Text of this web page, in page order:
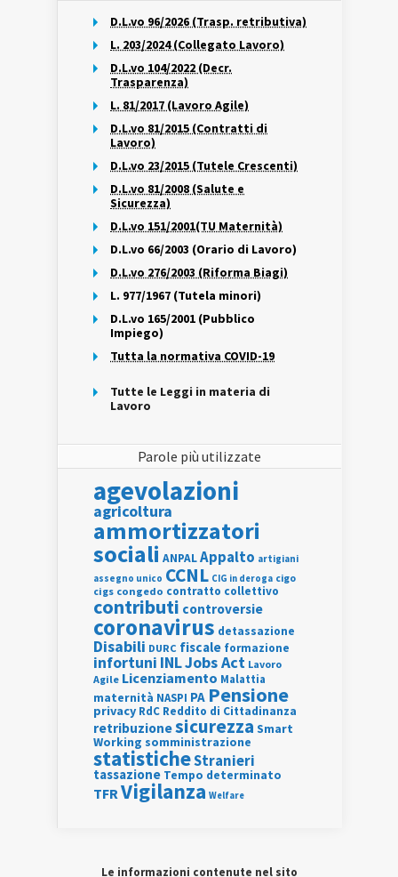
D.L.vo 96/2026 (Trasp. retributiva)
L. 203/2024 (Collegato Lavoro)
D.L.vo 104/2022 (Decr.
Trasparenza)
L. 81/2017 (Lavoro Agile)
D.L.vo 81/2015 (Contratti di
Lavoro)
D.L.vo 23/2015 (Tutele Crescenti)
D.L.vo 81/2008 (Salute e
Sicurezza)
D.L.vo 151/2001(TU Maternità)
D.L.vo 66/2003 (Orario di Lavoro)
D.L.vo 276/2003 (Riforma Biagi)
L. 977/1967 (Tutela minori)
D.L.vo 165/2001 (Pubblico
Impiego)
Tutta la normativa COVID-19
Tutte le Leggi in materia di
Lavoro
Parole più utilizzate
agevolazioni
agricoltura
ammortizzatori
sociali ANPALAppalto artigiani
assegno unico CCNL CIG in deroga cigo
cigs congedo contratto collettivo
contributi controversie
coronavirus detassazione
Disabili DURC fiscale formazione
infortuni INLJobs Act Lavoro
Agile Licenziamento Malattia
maternità NASPI PA Pensione
privacy RdC Reddito di Cittadinanza
retribuzionesicurezza Smart
Working somministrazione
statisticheStranieri
tassazione Tempo determinato
TFRVigilanza Welfare
Le informazioni contenute nel sito